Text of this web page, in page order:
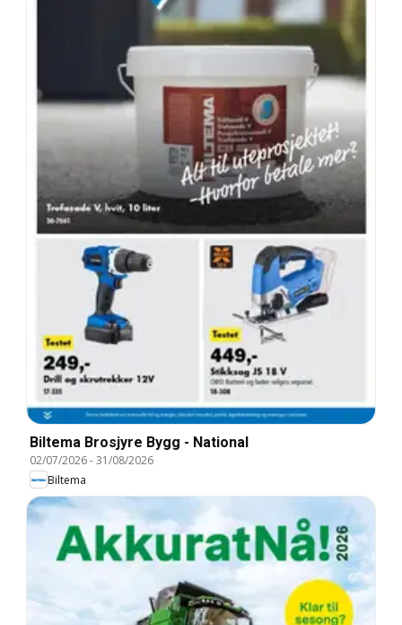
Biltema Brosjyre Bygg - National
02/07/2026-31/08/2026
Biltema